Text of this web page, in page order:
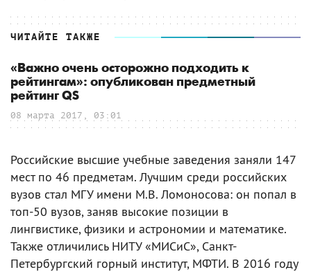
ЧИТАЙТЕ ТАКЖЕ
«Важно очень осторожно подходить к
рейтингам»: опубликован предметный
рейтинг QS
08 марта 2017, 03:01
Российские высшие учебные заведения заняли 147
мест по 46 предметам. Лучшим среди российских
вузов стал МГУ имени М.В. Ломоносова: он попал в
топ-50 вузов, заняв высокие позиции в
лингвистике, физики и астрономии и математике.
Также отличились НИТУ «МИСиС», Санкт-
Петербургский горный институт, МФТИ. В 2016 году